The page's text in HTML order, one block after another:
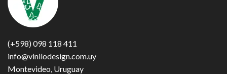
(+598) 098 118 411
info@vinilodesign.com.uy
Montevideo, Uruguay